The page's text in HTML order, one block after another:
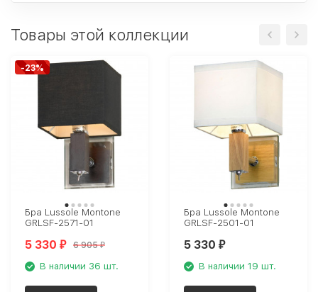
Товары этой коллекции
-23%
Бра Lussole Montone
GRLSF-2571-01
5 330 ₽ 6 905₽
В наличии 36 шт.
Бра Lussole Montone
GRLSF-2501-01
5 330 ₽
В наличии 19 шт.